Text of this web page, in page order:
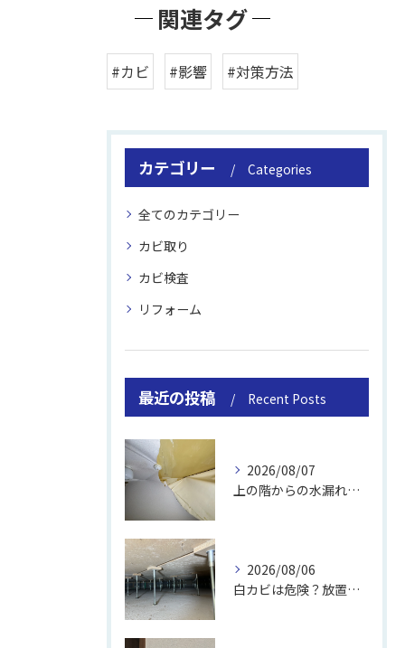
関連タグ
#カビ #影響 #対策方法
カテゴリー Categories
全てのカテゴリー
カビ取り
カビ検査
リフォーム
最近の投稿 Recent Posts
2026/08/07
上の階からの水漏れでカビ｜対処法と業者
2026/08/06
白カビは危険？放置のリスクと取り方